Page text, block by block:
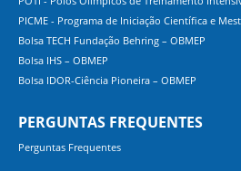
PICME - Programa de Iniciação Científica e
Bolsa TECH Fundação Behring – OBMEP
Bolsa IHS – OBMEP
Bolsa IDOR-Ciência Pioneira – OBMEP
PERGUNTAS FREQUENTES
Perguntas Frequentes